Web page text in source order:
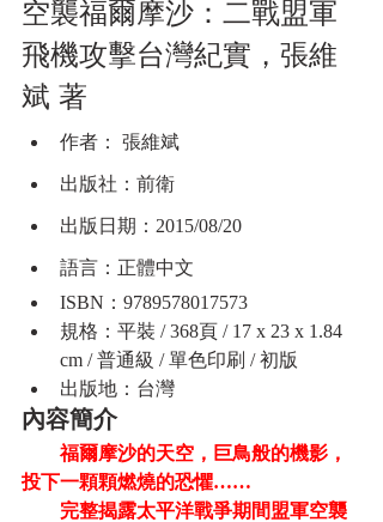
空襲福爾摩沙：二戰盟軍
飛機攻擊台灣紀實，張維
斌 著
作者： 張維斌
出版社：前衛
出版日期：2015/08/20
語言：正體中文
ISBN：9789578017573
規格：平裝 / 368頁 / 17 x 23 x 1.84
cm / 普通級 / 單色印刷 / 初版
出版地：台灣
內容簡介
福爾摩沙的天空，巨鳥般的機影，
投下一顆顆燃燒的恐懼……
完整揭露太平洋戰爭期間盟軍空襲